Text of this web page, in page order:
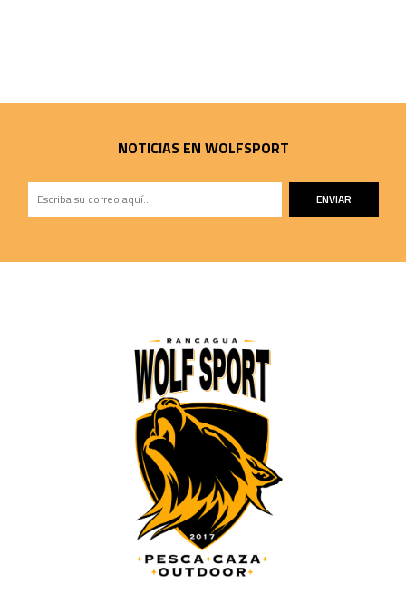
NOTICIAS EN WOLFSPORT
ENVIAR